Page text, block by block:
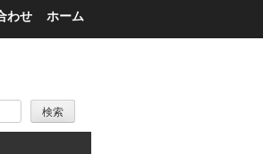
ホーム
わせ